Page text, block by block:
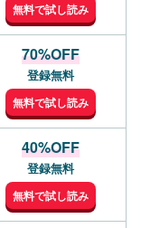
無料で試し読み
70%OFF
登録無料
無料で試し読み
40%OFF
登録無料
無料で試し読み